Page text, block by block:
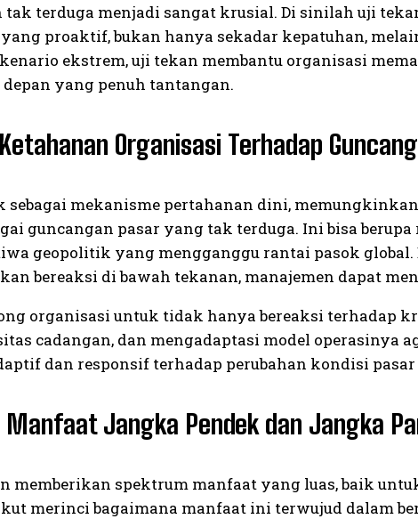
tak terduga menjadi sangat krusial. Di sinilah uji
proaktif, bukan hanya sekadar kepatuhan,
ekstrem, uji tekan membantu organisasi
yang penuh tantangan.
Organisasi Terhadap
sebagai mekanisme pertahanan dini,
guncangan pasar yang tak terduga. Ini bisa
geopolitik yang mengganggu rantai pasok
bereaksi di bawah tekanan, manajemen dapat
organisasi untuk tidak hanya bereaksi terhadap
cadangan, dan mengadaptasi model
dan responsif terhadap perubahan kondisi
Jangka Pendek dan Jangka
memberikan spektrum manfaat yang luas, baik
merinci bagaimana manfaat ini terwujud dalam